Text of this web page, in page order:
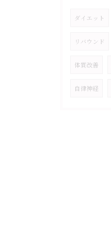
ダイエット
リバウンド
体質改善
自律神経